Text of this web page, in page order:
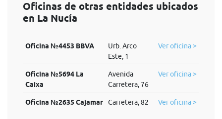
Oficinas de otras entidades ubicados
en La Nucía
Oficina №4453 BBVA
Urb. Arco
Este, 1
Ver oficina >
Oficina №5694 La
Caixa
Avenida
Carretera, 76
Ver oficina >
Oficina №2635 Cajamar Carretera, 82 Ver oficina >